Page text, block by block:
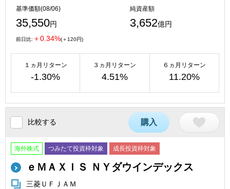
基準価額(08/06)
35,550円
純資産額
3,652億円
前日比: ＋0.34%(＋120円)
１ヵ月リターン
-1.30%
３ヵ月リターン
4.51%
６ヵ月リターン
11.20%
比較する 購入
海外株式 つみたて投資枠対象 成長投資枠対象
ｅＭＡＸＩＳ ＮＹダウインデックス
三菱ＵＦＪＡＭ